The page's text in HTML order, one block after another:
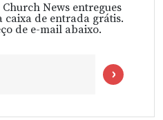
News entregues
caixa de entrada grátis.
de e-mail abaixo.